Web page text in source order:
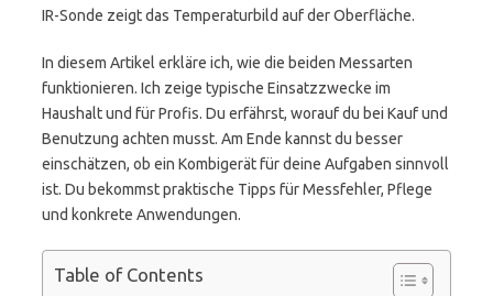
IR-Sonde zeigt das Temperaturbild auf der Oberfläche.
In diesem Artikel erkläre ich, wie die beiden Messarten
funktionieren. Ich zeige typische Einsatzzwecke im
Haushalt und für Profis. Du erfährst, worauf du bei Kauf und
Benutzung achten musst. Am Ende kannst du besser
einschätzen, ob ein Kombigerät für deine Aufgaben sinnvoll
ist. Du bekommst praktische Tipps für Messfehler, Pflege
und konkrete Anwendungen.
Table of Contents